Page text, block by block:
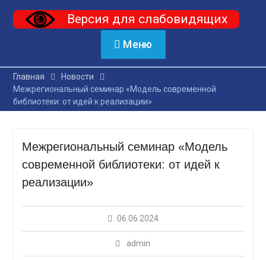
Версия для слабовидящих
Меню
Главная
Новости
Межрегиональный семинар «Модель современной
библиотеки: от идей к реализации»
Межрегиональный семинар «Модель
современной библиотеки: от идей к
реализации»
06.06.2024
admin